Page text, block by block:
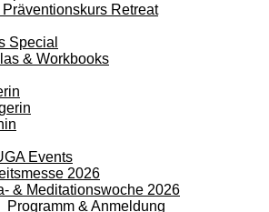
Präventionskurs Retreat
Special
& Workbooks
Events
2026
& Meditationswoche 2026
Programm & Anmeldung